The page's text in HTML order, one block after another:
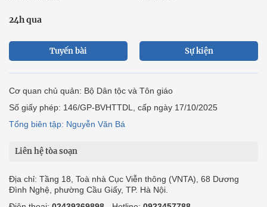
24h qua
Tuyến bài Sự kiện
Cơ quan chủ quản: Bộ Dân tộc và Tôn giáo
Số giấy phép: 146/GP-BVHTTDL, cấp ngày 17/10/2025
Tổng biên tập: Nguyễn Văn Bá
Liên hệ tòa soạn
Địa chỉ: Tầng 18, Toà nhà Cục Viễn thông (VNTA), 68 Dương
Đình Nghệ, phường Cầu Giấy, TP. Hà Nội.